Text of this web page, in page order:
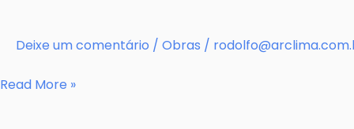
Deixe um comentário / Obras /
ONS
Read More »